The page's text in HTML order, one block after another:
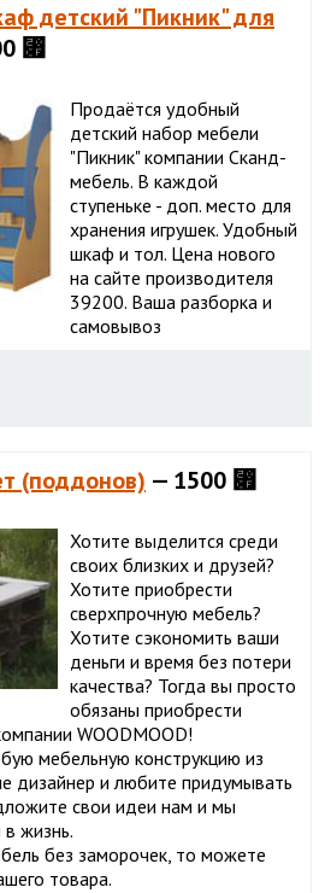
детский "Пикник" для
⃏
Продаётся удобный
детский набор мебели
"Пикник" компании Сканд-
мебель. В каждой
ступеньке - доп. место для
хранения игрушек. Удобный
шкаф и тол. Цена нового
на сайте производителя
39200. Ваша разборка и
самовывоз
(поддонов) — 1500 ⃏
Хотите выделится среди
своих близких и друзей?
Хотите приобрести
сверхпрочную мебель?
Хотите сэкономить ваши
деньги и время без потери
качества? Тогда вы просто
обязаны приобрести
WOODMOOD!
мебельную конструкцию из
дизайнер и любите придумывать
свои идеи нам и мы
жизнь.
без заморочек, то можете
товара.